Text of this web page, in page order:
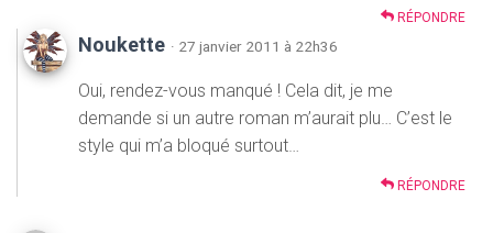
RÉPONDRE
Noukette · 27 janvier 2011 à 22h36
Oui, rendez-vous manqué ! Cela dit, je me
demande si un autre roman m’aurait plu… C’est le
style qui m’a bloqué surtout…
RÉPONDRE